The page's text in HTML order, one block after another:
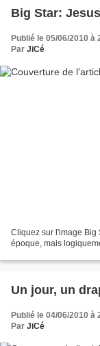
Big Star:
Publié le 05/06/2010 à
Par JiCé
Cliquez sur l'image Big
époque, mais
Un jour, un
Publié le 04/06/2010 à
Par JiCé